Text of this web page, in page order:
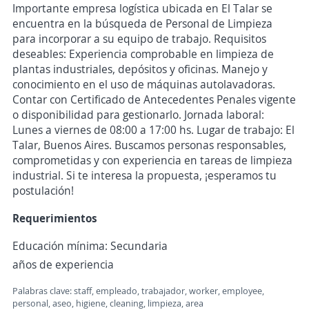
Importante empresa logística ubicada en El Talar se
encuentra en la búsqueda de Personal de Limpieza
para incorporar a su equipo de trabajo. Requisitos
deseables: Experiencia comprobable en limpieza de
plantas industriales, depósitos y oficinas. Manejo y
conocimiento en el uso de máquinas autolavadoras.
Contar con Certificado de Antecedentes Penales vigente
o disponibilidad para gestionarlo. Jornada laboral:
Lunes a viernes de 08:00 a 17:00 hs. Lugar de trabajo: El
Talar, Buenos Aires. Buscamos personas responsables,
comprometidas y con experiencia en tareas de limpieza
industrial. Si te interesa la propuesta, ¡esperamos tu
postulación!
Requerimientos
Educación mínima: Secundaria
años de experiencia
Palabras clave: staff, empleado, trabajador, worker, employee,
personal, aseo, higiene, cleaning, limpieza, area